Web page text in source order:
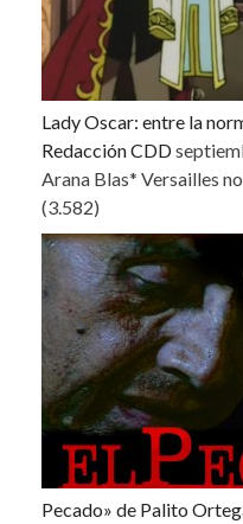
Lady Oscar: entre la
Redacción CDD
Arana Blas* Versailles
(3.582)
Pecado» de Palito